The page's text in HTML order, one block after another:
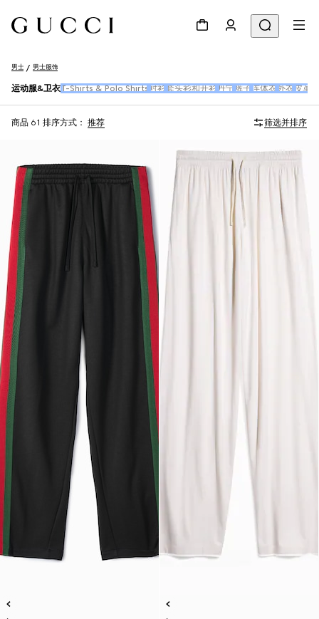
男士 男士服饰
运动服&卫衣 T-Shirts & Polo Shirts 衬衫 套头衫和开衫 丹宁 裤子 连体衣 外衣 皮革
商品 61 排序方式： 推荐 筛选并排序